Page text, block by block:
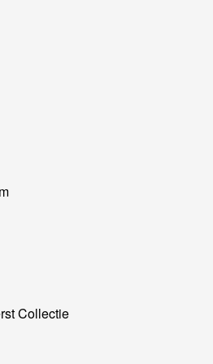
Collectie